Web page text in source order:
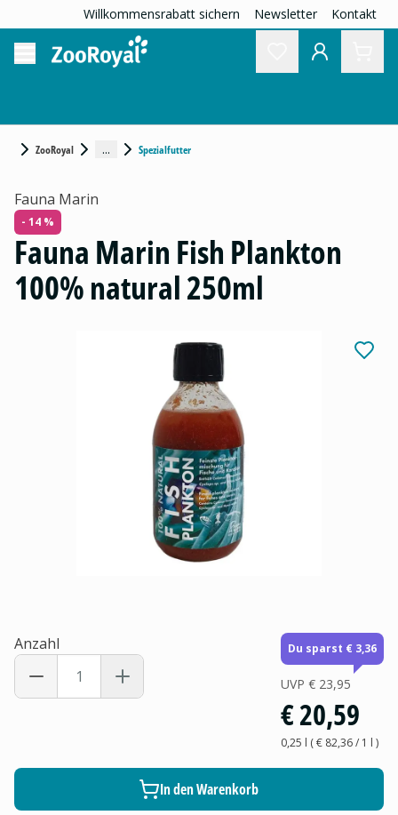
Willkommensrabatt sichern Newsletter Kontakt
ZooRoyal ... Spezialfutter
Fauna Marin
- 14 %
Fauna Marin Fish Plankton
100% natural 250ml
Anzahl Du sparst € 3,36
UVP € 23,95
€ 20,59
0,25 l (€ 82,36/ 1 l )
In den Warenkorb